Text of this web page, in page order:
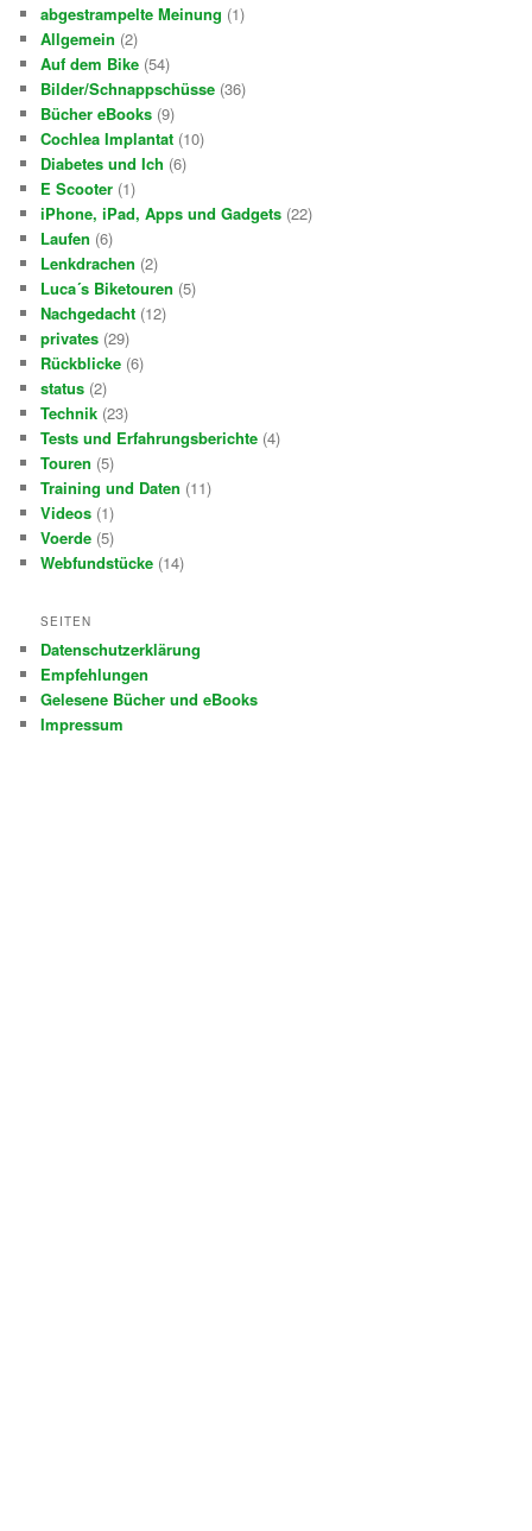
abgestrampelte Meinung (1)
Allgemein (2)
Auf dem Bike (54)
Bilder/Schnappschüsse (36)
Bücher eBooks (9)
Cochlea Implantat (10)
Diabetes und Ich (6)
E Scooter (1)
iPhone, iPad, Apps und Gadgets (22)
Laufen (6)
Lenkdrachen (2)
Luca´s Biketouren (5)
Nachgedacht (12)
privates (29)
Rückblicke (6)
status (2)
Technik (23)
Tests und Erfahrungsberichte (4)
Touren (5)
Training und Daten (11)
Videos (1)
Voerde (5)
Webfundstücke (14)
SEITEN
Datenschutzerklärung
Empfehlungen
Gelesene Bücher und eBooks
Impressum